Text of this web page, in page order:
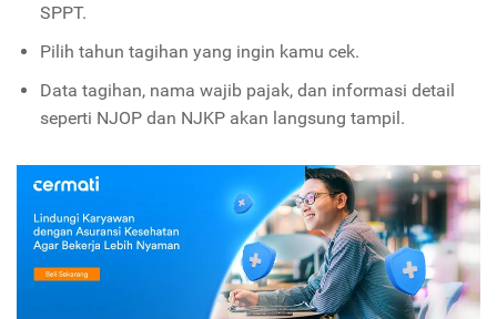
SPPT.
Pilih tahun tagihan yang ingin kamu cek.
Data tagihan, nama wajib pajak, dan informasi detail
seperti NJOP dan NJKP akan langsung tampil.